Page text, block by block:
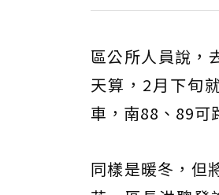
區公所人員說，
天算，2月下旬
車，南88、89可
同樣是暖冬，但